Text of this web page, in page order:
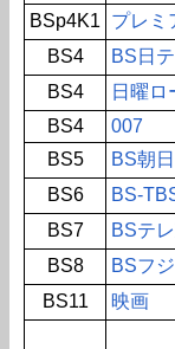
BSp4K1
プレミ
BS4
BS日
BS4
日曜ロ
BS4
007
BS5
BS朝
BS6
BS-
BS7
BSテ
BS8
BSフ
BS11
映画